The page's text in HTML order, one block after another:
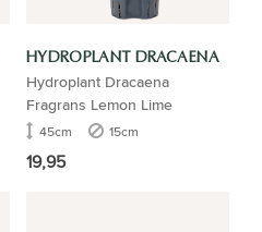
HYDROPLANT DRACAENA
Hydroplant Dracaena
Fragrans Lemon Lime
45cm 15cm
19,95